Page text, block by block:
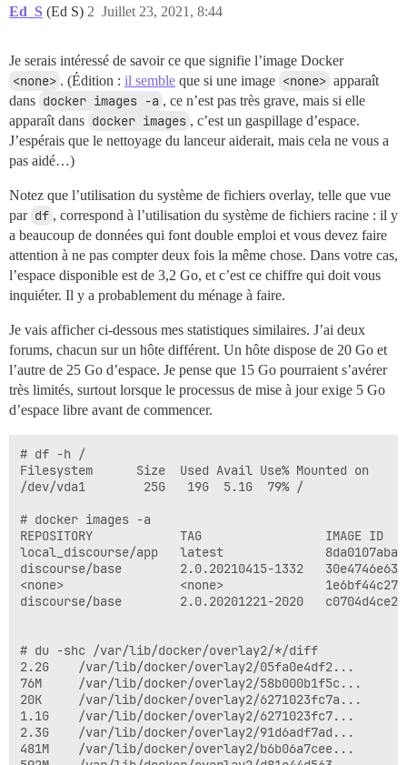
Ed_S (Ed S) Juillet 23, 2021, 8:44
2
Je serais intéressé de savoir ce que signifie l’image Docker
<none> . (Édition : il semble que si une image <none> apparaît
dans docker images -a , ce n’est pas très grave, mais si elle
apparaît dans docker images , c’est un gaspillage d’espace.
J’espérais que le nettoyage du lanceur aiderait, mais cela ne vous a
pas aidé…)
Notez que l’utilisation du système de fichiers overlay, telle que vue
par df , correspond à l’utilisation du système de fichiers racine : il y
a beaucoup de données qui font double emploi et vous devez faire
attention à ne pas compter deux fois la même chose. Dans votre cas,
l’espace disponible est de 3,2 Go, et c’est ce chiffre qui doit vous
inquiéter. Il y a probablement du ménage à faire.
Je vais afficher ci-dessous mes statistiques similaires. J’ai deux
forums, chacun sur un hôte différent. Un hôte dispose de 20 Go et
l’autre de 25 Go d’espace. Je pense que 15 Go pourraient s’avérer
très limités, surtout lorsque le processus de mise à jour exige 5 Go
d’espace libre avant de commencer.
# df -h /
Filesystem      Size  Used Avail Use% Mounted on
/dev/vda1        25G   19G  5.1G  79% /
# docker images -a
REPOSITORY            TAG                 IMAGE ID
local_discourse/app   latest
discourse/base        2.0.20210415-1332
<none>                <none>
discourse/base        2.0.20201221-2020
# du -shc /var/lib/docker/overlay2/*/diff
2.2G	/var/lib/docker/overlay2/05fa0e4df2...
76M 	/var/lib/docker/overlay2/58b000b1f5c...
20K 	/var/lib/docker/overlay2/6271023fc7a...
1.1G	/var/lib/docker/overlay2/6271023fc7...
2.3G	/var/lib/docker/overlay2/91d6adf7ad...
481M	/var/lib/docker/overlay2/b6b06a7cee...